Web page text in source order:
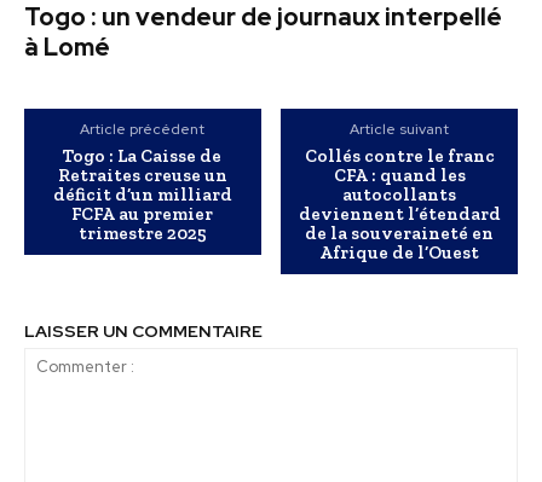
Togo : un vendeur de journaux interpellé
à Lomé
Article précédent
Togo : La Caisse de
Retraites creuse un
déficit d’un milliard
FCFA au premier
trimestre 2025
Article suivant
Collés contre le franc
CFA : quand les
autocollants
deviennent l’étendard
de la souveraineté en
Afrique de l’Ouest
LAISSER UN COMMENTAIRE